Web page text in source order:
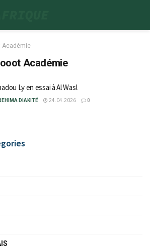
Académie
Académie
Ly en essai à Al Wasl
DIAKITÉ 24.04.2026 0